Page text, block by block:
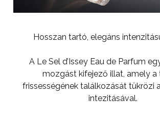
Hosszan tartó, elegáns
A Le Sel d’Issey Eau de Parfum
mozgást kifejező illat, amely a
frissességének találkozását tükrözi
intezitásával.